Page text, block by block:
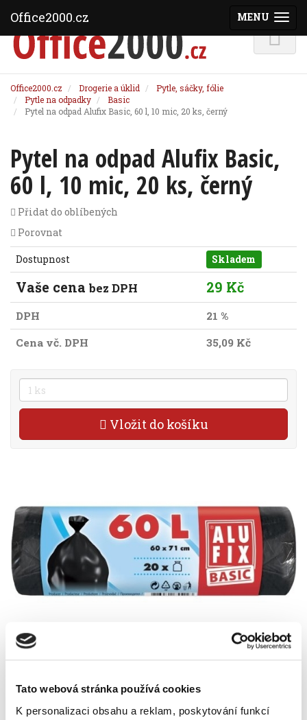
Tato webová stránka používá cookies
K personalizaci obsahu a reklam, poskytování funkcí
Office2000.cz Drogerie a úklid
Pytle, sáčky, fólie
Pytle na odpadky
Basic
Pytel na odpad Alufix Basic, 60 l, 10 mic, 20 ks, černý
Pytel na odpad Alufix Basic,
60 l, 10 mic, 20 ks, černý
Přidat do oblíbených
Porovnat
Dostupnost Skladem
Vaše cena bez DPH 29 Kč
DPH
21 %
Cena vč. DPH
35,09 Kč
Vložit do košíku
Popis Alternativní produkty
MENU
Office2000.cz